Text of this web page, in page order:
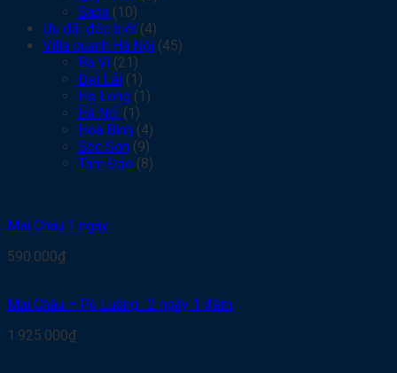
Sapa (10)
Ưu đãi đặc biệt (4)
Villa quanh Hà Nội (45)
Ba Vì (21)
Đại Lải (1)
Hạ Long (1)
Hà Nội (1)
Hoà Bình (4)
Sóc Sơn (9)
Tam Đảo (8)
Mai Châu 1 ngày
590.000₫
Mai Châu – Pù Luông : 2 ngày 1 đêm
1.925.000₫